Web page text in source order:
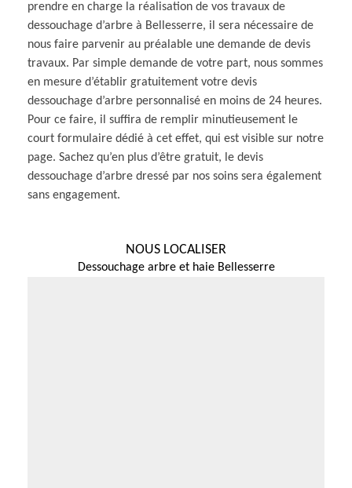
prendre en charge la réalisation de vos travaux de
dessouchage d’arbre à Bellesserre, il sera nécessaire de
nous faire parvenir au préalable une demande de devis
travaux. Par simple demande de votre part, nous sommes
en mesure d’établir gratuitement votre devis
dessouchage d’arbre personnalisé en moins de 24 heures.
Pour ce faire, il suffira de remplir minutieusement le
court formulaire dédié à cet effet, qui est visible sur notre
page. Sachez qu’en plus d’être gratuit, le devis
dessouchage d’arbre dressé par nos soins sera également
sans engagement.
NOUS LOCALISER
Dessouchage arbre et haie Bellesserre